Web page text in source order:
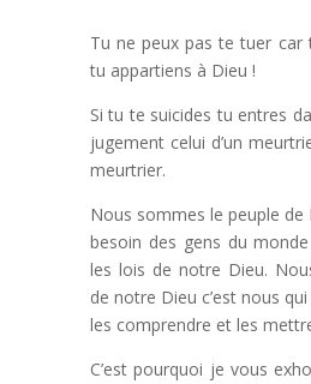
Tu ne peux pas te tuer car
tu appartiens à Dieu !
Si tu te suicides tu entres
jugement celui d’un
meurtrier.
Nous sommes le peuple de
besoin des gens du
les lois de notre Dieu.
de notre Dieu c’est nous
les comprendre et les
C’est pourquoi je vous